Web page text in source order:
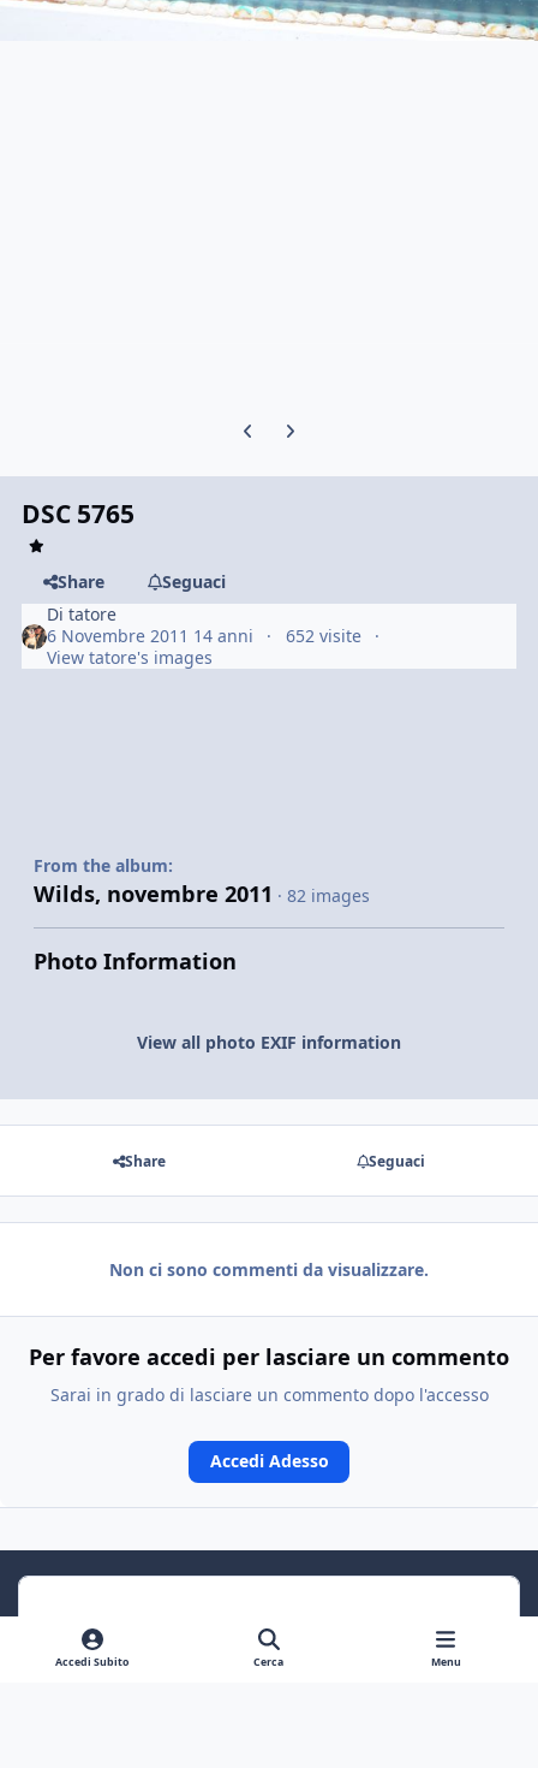
Previous carousel slide
Next carousel slide
DSC 5765
Share
Seguaci
Ditatore
6 Novembre 2011 14 anni
652 visite
View tatore's images
From the album:
Wilds, novembre 2011 · 82 images
Photo Information
View all photo EXIF information
Share Seguaci
Non ci sono commenti da visualizzare.
Per favore accedi per lasciare un commento
Sarai in grado di lasciare un commento dopo l'accesso
Accedi Adesso
Accedi Subito Cerca Menu